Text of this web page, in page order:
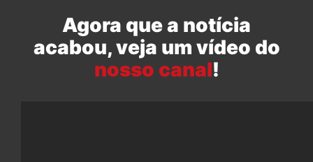
Agora que a notícia
acabou, veja um vídeo do
nosso canal!